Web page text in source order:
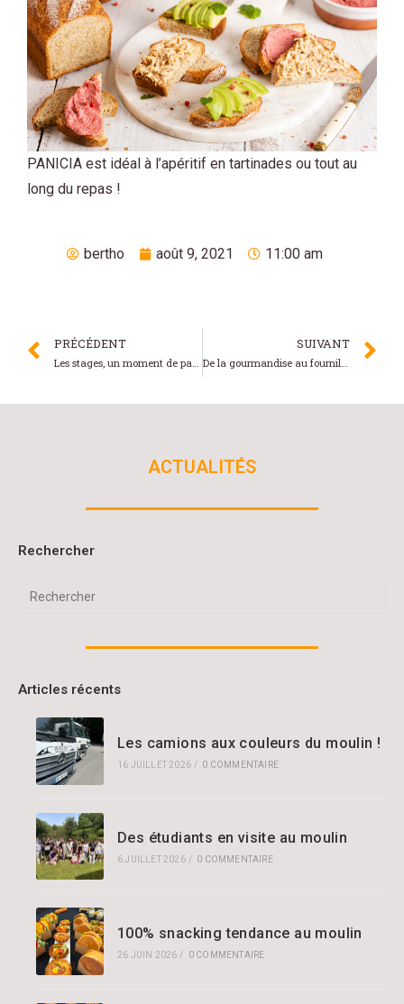
PANICIA est idéal à l’apéritif en tartinades ou tout au
long du repas !
bertho août 9, 2021 11:00 am
PRÉCÉDENT SUIVANT
ACTUALITÉS
Rechercher
Articles récents
Les camions aux couleurs du moulin !
16 JUILLET 2026 / 0 COMMENTAIRE
Des étudiants en visite au moulin
6 JUILLET 2026 / 0 COMMENTAIRE
100% snacking tendance au moulin
26 JUIN 2026 / 0 COMMENTAIRE